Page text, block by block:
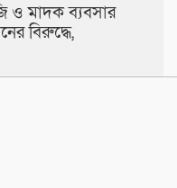
ও মাদক ব্যবসার
বিরুদ্ধে,